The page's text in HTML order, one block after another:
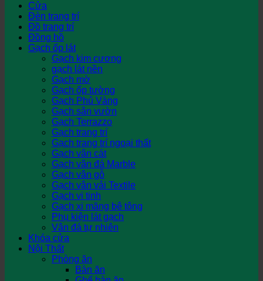
Cửa
Đèn trang trí
Đồ trang trí
Đồng hồ
Gạch ốp lát
Gạch kim cương
gạch lát nền
Gạch mờ
Gạch ốp tường
Gạch Phủ Vàng
Gạch sân vườn
Gạch Terrazzo
Gạch trang trí
Gạch trang trí ngoại thất
Gạch vân cát
Gạch vân đá Marble
Gạch vân gỗ
Gạch vân vải Textile
Gạch vi tinh
Gạch xi măng bê tông
Phụ kiện lát gạch
Vân đá tự nhiên
Khóa cửa
Nội Thất
Phòng ăn
Bàn ăn